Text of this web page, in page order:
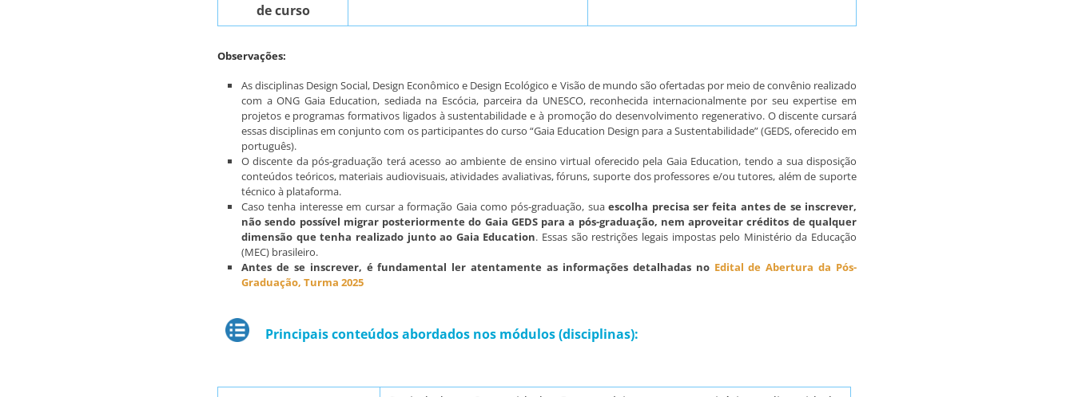
de curso
Observações:
As disciplinas Design Social, Design Econômico e Design Ecológico e Visão de mundo são ofertadas por meio de convênio realizado
com a ONG Gaia Education, sediada na Escócia, parceira da UNESCO, reconhecida internacionalmente por seu expertise em
projetos e programas formativos ligados à sustentabilidade e à promoção do desenvolvimento regenerativo. O discente cursará
essas disciplinas em conjunto com os participantes do curso “Gaia Education Design para a Sustentabilidade” (GEDS, oferecido em
português).
O discente da pós-graduação terá acesso ao ambiente de ensino virtual oferecido pela Gaia Education, tendo a sua disposição
conteúdos teóricos, materiais audiovisuais, atividades avaliativas, fóruns, suporte dos professores e/ou tutores, além de suporte
técnico à plataforma.
Caso tenha interesse em cursar a formação Gaia como pós-graduação, suaescolha precisa ser feita antes de se inscrever,
não sendo possível migrar posteriormente do Gaia GEDS para a pós-graduação, nem aproveitar créditos de qualquer
dimensão que tenha realizado junto ao Gaia Education. Essas são restrições legais impostas pelo Ministério da Educação
(MEC) brasileiro.
Antes de se inscrever, é fundamental ler atentamente as informações detalhadas no Edital de Abertura da Pós-
Graduação, Turma 2025
Principais conteúdos abordados nos módulos (disciplinas):